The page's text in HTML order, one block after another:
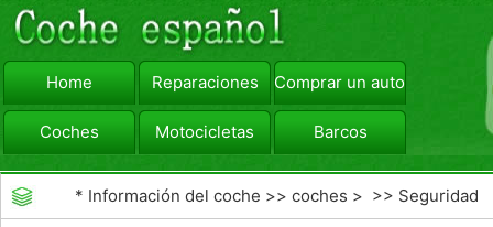
Home Reparaciones Comprar un automóvil
Coches Motocicletas Barcos
viajar Camiones
* Información del coche >>coches > >> Seguridad